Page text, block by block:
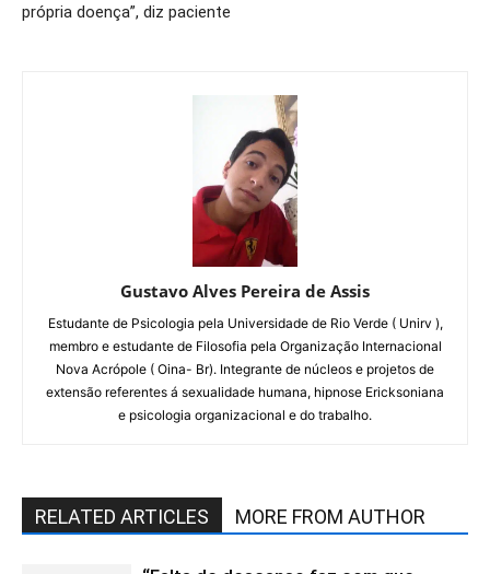
própria doença”, diz paciente
Gustavo Alves Pereira de Assis
Estudante de Psicologia pela Universidade de Rio Verde ( Unirv ),
membro e estudante de Filosofia pela Organização Internacional
Nova Acrópole ( Oina- Br). Integrante de núcleos e projetos de
extensão referentes á sexualidade humana, hipnose Ericksoniana
e psicologia organizacional e do trabalho.
RELATED ARTICLES MORE FROM AUTHOR